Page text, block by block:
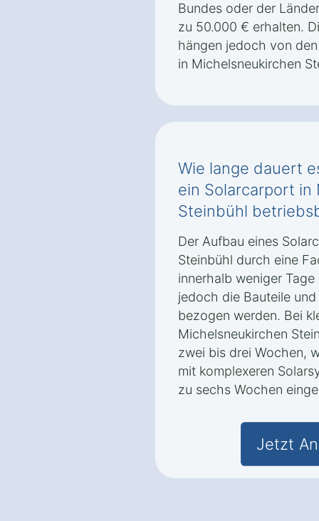
Bundes oder der
zu 50.000 € erhalten.
hängen jedoch von
in Michelsneukirchen
Wie lange dauert
ein Solarcarport in
Steinbühl
Der Aufbau eines
Steinbühl durch eine
innerhalb weniger
jedoch die Bauteile
bezogen werden. Bei
Michelsneukirchen
zwei bis drei Wochen,
mit komplexeren
zu sechs Wochen
Jetzt